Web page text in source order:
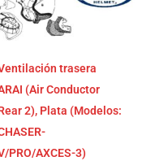
trasera
(Air Conductor
2), Plata (Modelos:
PRO/AXCES-3)